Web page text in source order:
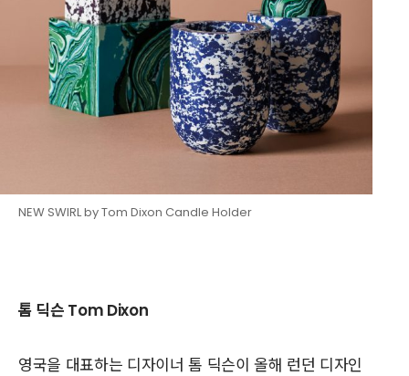
NEW SWIRL by Tom Dixon Candle Holder
톰 딕슨 Tom Dixon
영국을 대표하는 디자이너 톰 딕슨이 올해 런던 디자인